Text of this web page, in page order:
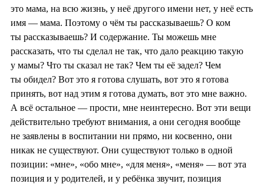
это мама, на всю жизнь, у неё другого имени нет, у неё есть
имя — мама. Поэтому о чём ты рассказываешь? О ком
ты рассказываешь? И содержание. Ты можешь мне
рассказать, что ты сделал не так, что дало реакцию такую
у мамы? Что ты сказал не так? Чем ты её задел? Чем
ты обидел? Вот это я готова слушать, вот это я готова
принять, вот над этим я готова думать, вот это мне важно.
А всё остальное — прости, мне неинтересно. Вот эти вещи
действительно требуют внимания, а они сегодня вообще
не заявлены в воспитании ни прямо, ни косвенно, они
никак не существуют. Они существуют только в одной
позиции: «мне», «обо мне», «для меня», «меня» — вот эта
позиция и у родителей, и у ребёнка звучит, позиция